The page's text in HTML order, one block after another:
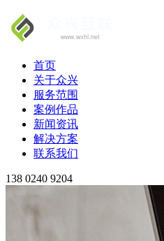
首页
关于众兴
服务范围
案例作品
新闻资讯
解决方案
联系我们
138 0240 9204